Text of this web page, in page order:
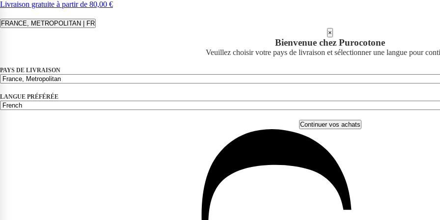
Livraison gratuite à partir de 80,00 €
FRANCE, METROPOLITAN | FR
×
Bienvenue chez Purocotone
Veuillez choisir votre pays de livraison et sélectionner une langue pour
PAYS DE LIVRAISON
LANGUE PRÉFÉRÉE
Continuer vos achats